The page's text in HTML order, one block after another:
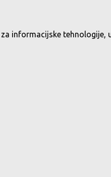
informacijske tehnologije,